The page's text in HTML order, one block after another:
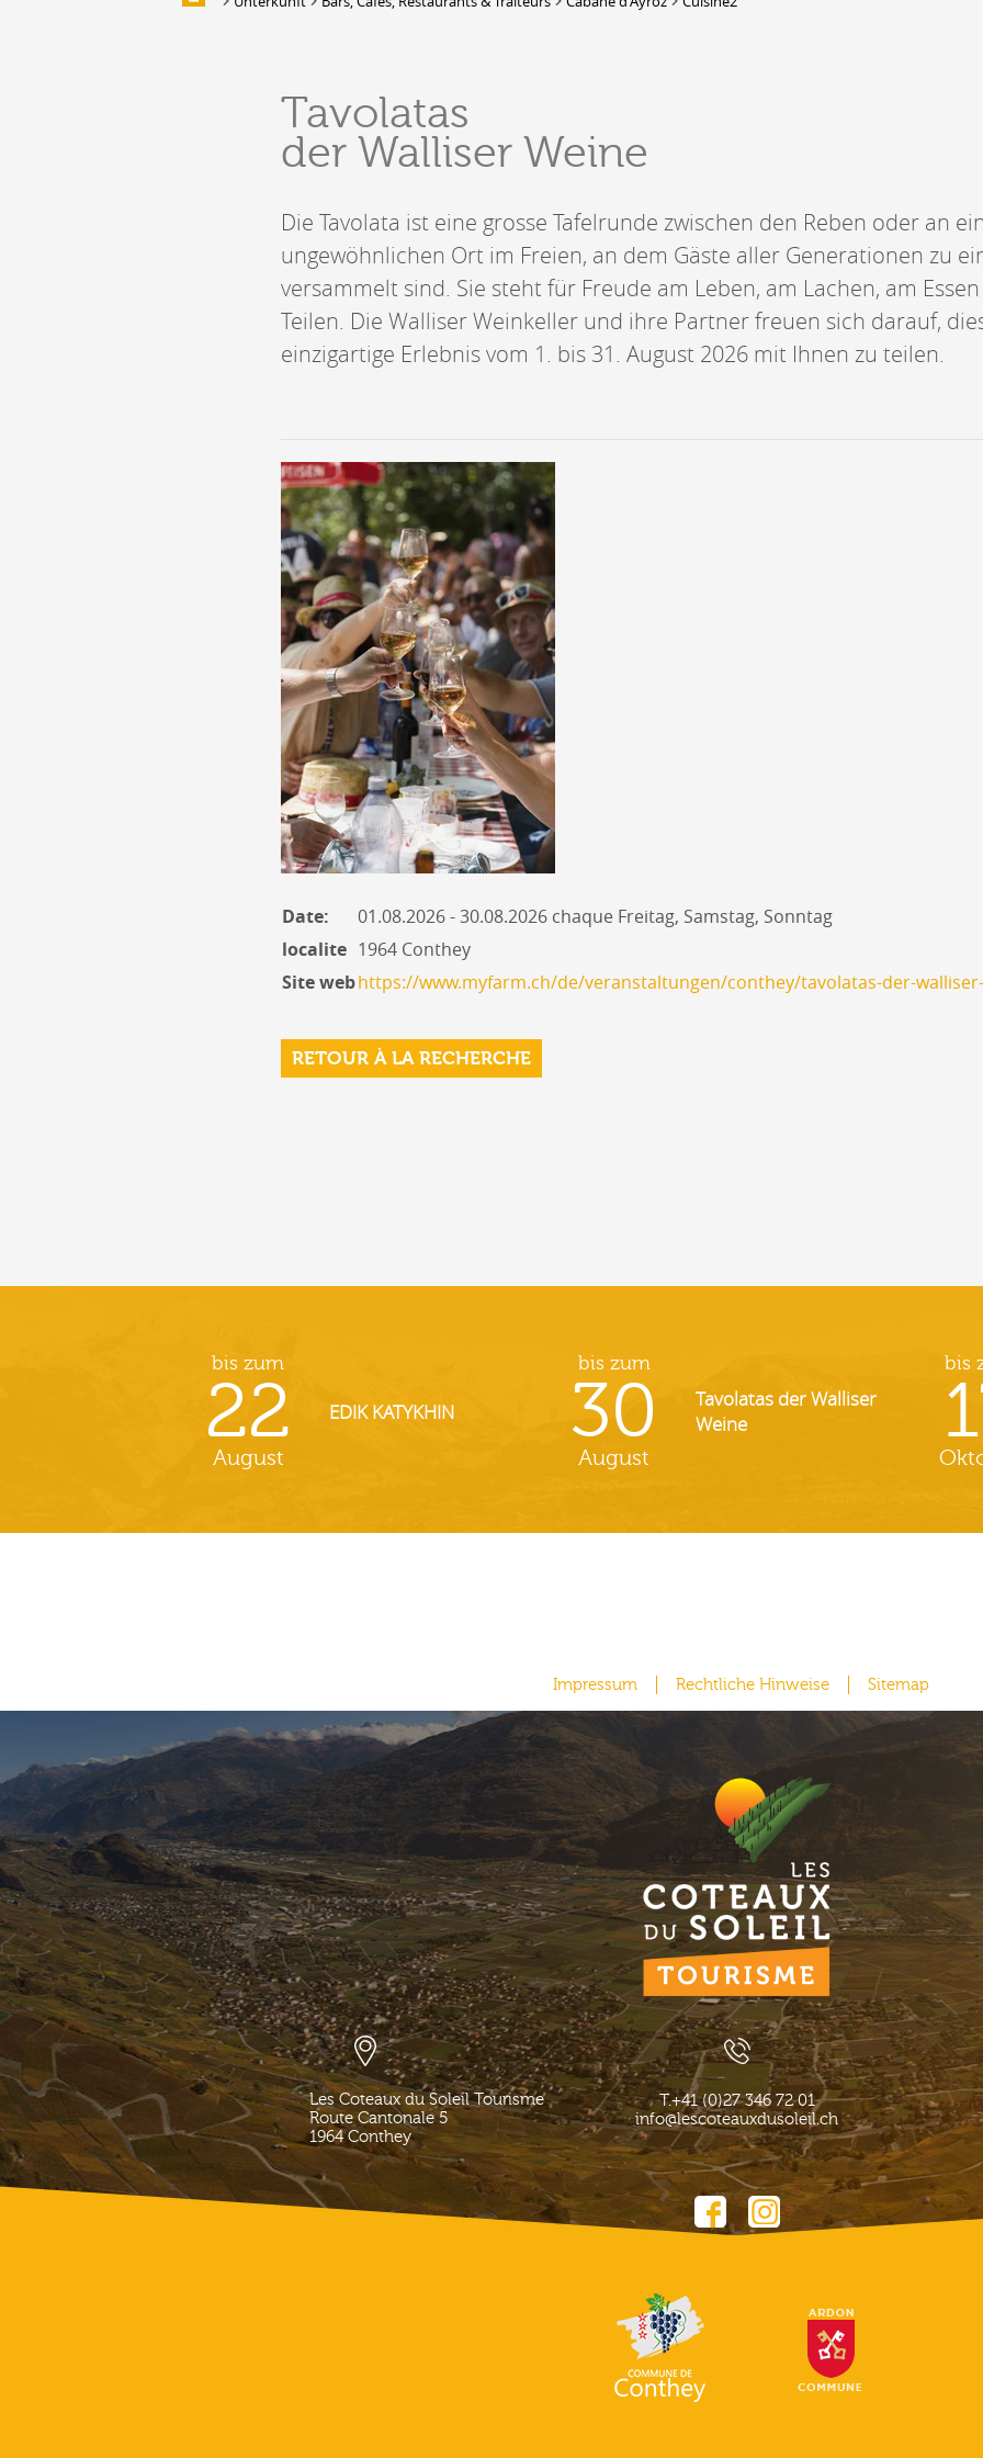
Multimedia
Unterbringung
Location de salles et de couverts
Caveaux de dégustation
Géologie, faune et flore
Mayens et alpages
Hébergement
Accès
Tavolatas
der Walliser Weine
Die Tavolata ist eine grosse Tafelrunde zwischen den Reben oder an
ungewöhnlichen Ort im Freien, an dem Gäste aller Generationen zu
versammelt sind. Sie steht für Freude am Leben, am Lachen, am
Teilen. Die Walliser Weinkeller und ihre Partner freuen sich darauf,
einzigartige Erlebnis vom 1. bis 31. August 2026 mit Ihnen zu teilen.
Date:
01.08.2026 - 30.08.2026 chaque Freitag, Samstag, Sonntag
localite 1964 Conthey
Site webhttps://www.myfarm.ch/de/veranstaltungen/conthey/tavolatas-der-walliser-
RETOUR À LA RECHERCHE
bis zum
22
August
EDIK KATYKHIN
bis zum
30
August
Tavolatas der Walliser
Weine
bis
Impressum Rechtliche Hinweise Sitemap
Les Coteaux du Soleil Tourisme
Route Cantonale 5
1964 Conthey
T.+41 (0)27 346 72 01
info@lescoteauxdusoleil.ch